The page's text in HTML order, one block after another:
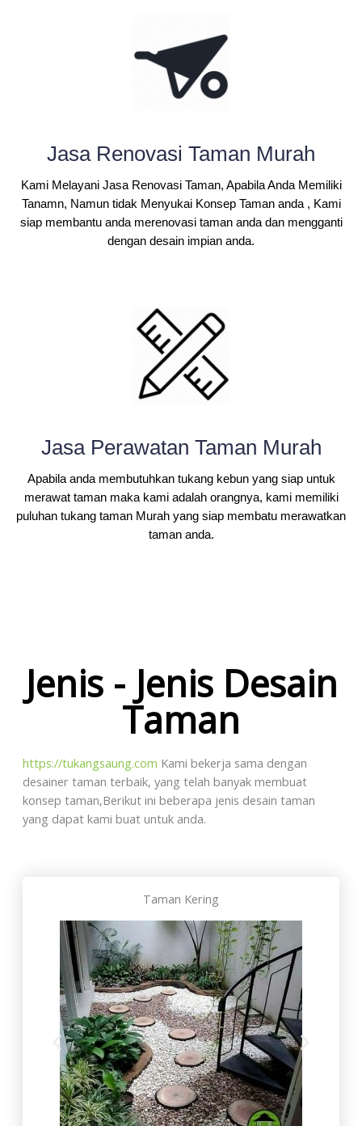
Jasa Renovasi Taman Murah
Kami Melayani Jasa Renovasi Taman, Apabila Anda Memiliki
Tanamn, Namun tidak Menyukai Konsep Taman anda , Kami
siap membantu anda merenovasi taman anda dan mengganti
dengan desain impian anda.
Jasa Perawatan Taman Murah
Apabila anda membutuhkan tukang kebun yang siap untuk
merawat taman maka kami adalah orangnya, kami memiliki
puluhan tukang taman Murah yang siap membatu merawatkan
taman anda.
Jenis - Jenis Desain
Taman
https://tukangsaung.com Kami bekerja sama dengan
desainer taman terbaik, yang telah banyak membuat
konsep taman,Berikut ini beberapa jenis desain taman
yang dapat kami buat untuk anda.
Taman Kering